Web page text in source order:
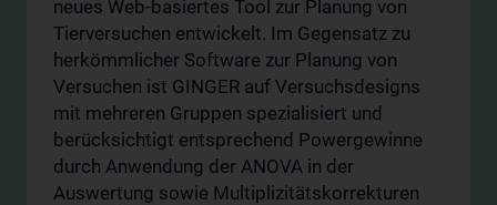
neues Web-basiertes Tool zur Planung von
Tierversuchen entwickelt. Im Gegensatz zu
herkömmlicher Software zur Planung von
Versuchen ist GINGER auf Versuchsdesigns
mit mehreren Gruppen spezialisiert und
berücksichtigt entsprechend Powergewinne
durch Anwendung der ANOVA in der
Auswertung sowie Multiplizitätskorrekturen